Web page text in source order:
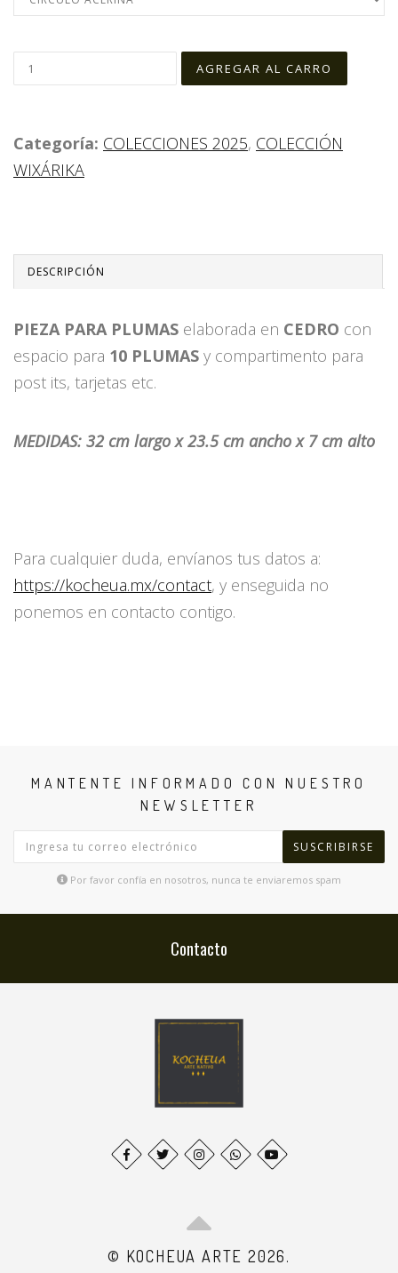
Categoría: COLECCIONES 2025, COLECCIÓN
WIXÁRIKA
DESCRIPCIÓN
PIEZA PARA PLUMAS elaborada en CEDRO con
espacio para 10 PLUMAS y compartimento para
post its, tarjetas etc.
MEDIDAS: 32 cm largo x 23.5 cm ancho x 7 cm alto
Para cualquier duda, envíanos tus datos a:
https://kocheua.mx/contact, y enseguida no
ponemos en contacto contigo.
MANTENTE INFORMADO CON NUESTRO
NEWSLETTER
SUSCRIBIRSE
Por favor confía en nosotros, nunca te enviaremos spam
Contacto
© KOCHEUA ARTE 2026.